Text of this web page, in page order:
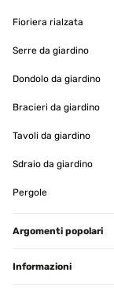
Fioriera rialzata
Serre da giardino
Dondolo da giardino
Bracieri da giardino
Tavoli da giardino
Sdraio da giardino
Pergole
Argomenti popolari
Informazioni